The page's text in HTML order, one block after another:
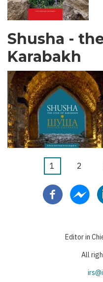
Shusha -
Karabakh
Pagination
Current
1 Page
2
Editor in
All